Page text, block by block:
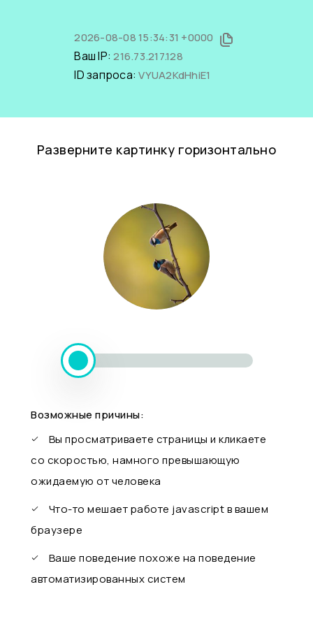
2026-08-08 15:34:31 +0000
Ваш IP:216.73.217.128
ID запроса:VYUA2KdHhiE1
Разверните картинку горизонтально
Возможные причины:
Вы просматриваете страницы и кликаете
со скоростью, намного превышающую
ожидаемую от человека
Что-то мешает работе javascript в вашем
браузере
Ваше поведение похоже на поведение
автоматизированных систем